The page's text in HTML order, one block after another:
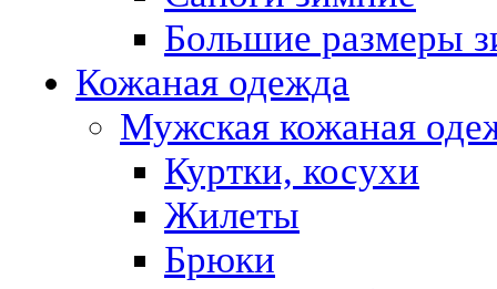
Большие размеры
Кожаная одежда
Мужская кожаная
Куртки, косухи
Жилеты
Брюки